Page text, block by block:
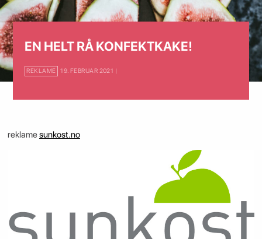
EN HELT RÅ KONFEKTKAKE!
REKLAME 19. FEBRUAR 2021 |
reklamesunkost.no